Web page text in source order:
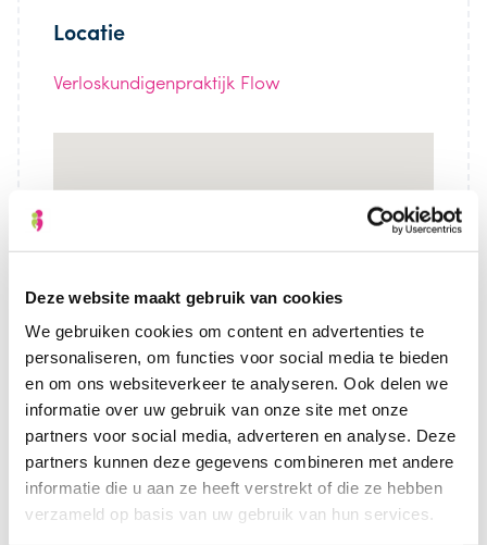
Deze website maakt gebruik van cookies
We gebruiken cookies om content en advertenties te
personaliseren, om functies voor social media te bieden
en om ons websiteverkeer te analyseren. Ook delen we
informatie over uw gebruik van onze site met onze
partners voor social media, adverteren en analyse. Deze
partners kunnen deze gegevens combineren met andere
informatie die u aan ze heeft verstrekt of die ze hebben
verzameld op basis van uw gebruik van hun services.
Locatie
Verloskundigenpraktijk Flow
Evenementen
Datum/Tijd